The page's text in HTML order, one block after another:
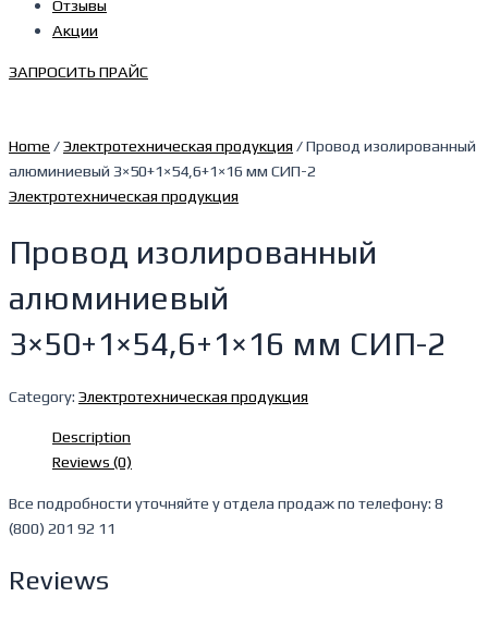
Отзывы
Акции
ЗАПРОСИТЬ ПРАЙС
Home /Электротехническая продукция / Провод изолированный
алюминиевый 3×50+1×54,6+1×16 мм СИП-2
Электротехническая продукция
Провод изолированный
алюминиевый
3×50+1×54,6+1×16 мм СИП-2
Category: Электротехническая продукция
Description
Reviews (0)
Все подробности уточняйте у отдела продаж по телефону: 8
(800) 201 92 11
Reviews